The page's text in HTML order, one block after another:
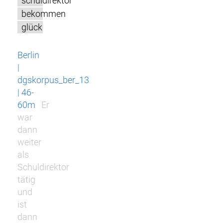
bekommen
glück
Berlin
|
dgskorpus_ber_13
| 46-
60m
Er
war
dann
weiter
als
Schuldirektor
tätig
und
ist
dann